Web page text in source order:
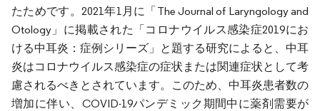
たためです。2021年1月に「The Journal of Laryngology and
Otology」に掲載された「コロナウイルス感染症2019にお
ける中耳炎：症例シリーズ」と題する研究によると、中耳
炎はコロナウイルス感染症の症状または関連症状として考
慮されるべきとされています。このため、中耳炎患者数の
増加に伴い、COVID-19パンデミック期間中に薬剤需要が